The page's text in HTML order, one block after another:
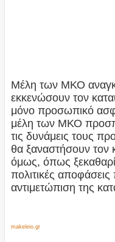
Μέλη των ΜΚΟ
εκκενώσουν τον
μόνο προσωπικό
μέλη των ΜΚΟ
τις δυνάμεις τους
θα ξαναστήσουν τον
όμως, όπως
πολιτικές
αντιμετώπιση της
makeleio.gr